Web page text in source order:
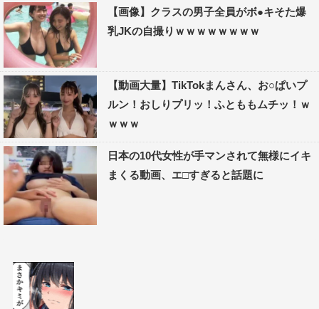
【画像】クラスの男子全員がボ●キそた爆
乳JKの自撮りｗｗｗｗｗｗｗｗ
【動画大量】TikTokまんさん、お○ぱいプ
ルン！おしりプリッ！ふとももムチッ！ｗ
ｗｗｗ
日本の10代女性が手マンされて無様にイキ
まくる動画、エ□すぎると話題に